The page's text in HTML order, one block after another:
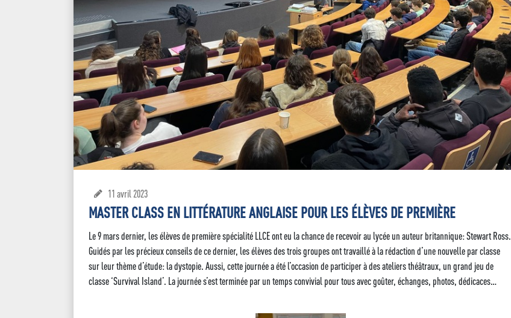
11 avril 2023
MASTER CLASS EN LITTÉRATURE ANGLAISE POUR LES ÉLÈVES DE PREMIÈRE
Le 9 mars dernier, les élèves de première spécialité LLCE ont eu la chance de recevoir au lycée un auteur britannique: Stewart Ross.
Guidés par les précieux conseils de ce dernier, les élèves des trois groupes ont travaillé à la rédaction d’une nouvelle par classe
sur leur thème d’étude: la dystopie. Aussi, cette journée a été l’occasion de participer à des ateliers théâtraux, un grand jeu de
classe ‘Survival Island’. La journée s’est terminée par un temps convivial pour tous avec goûter, échanges, photos, dédicaces…